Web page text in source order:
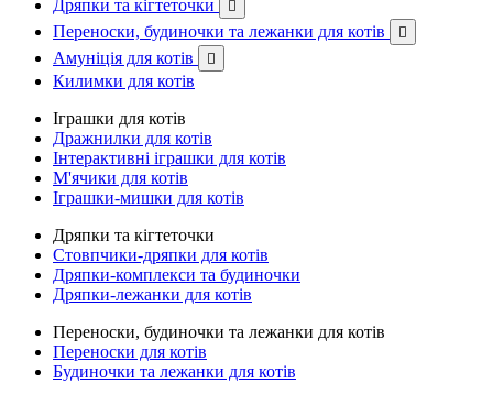
Дряпки та кігтеточки 
Переноски, будиночки та лежанки для котів 
Амуніція для котів 
Килимки для котів
Іграшки для котів
Дражнилки для котів
Інтерактивні іграшки для котів
М'ячики для котів
Іграшки-мишки для котів
Дряпки та кігтеточки
Стовпчики-дряпки для котів
Дряпки-комплекси та будиночки
Дряпки-лежанки для котів
Переноски, будиночки та лежанки для котів
Переноски для котів
Будиночки та лежанки для котів